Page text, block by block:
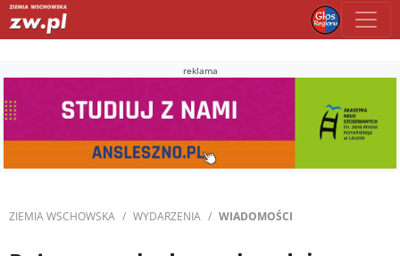
reklama
ZIEMIA WSCHOWSKA WYDARZENIA WIADOMOŚCI